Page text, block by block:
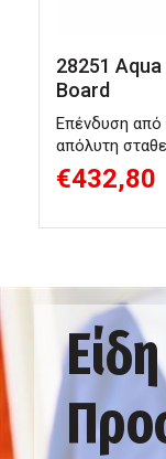
28251
Board
Επένδυση από
απόλυτη
€432,80